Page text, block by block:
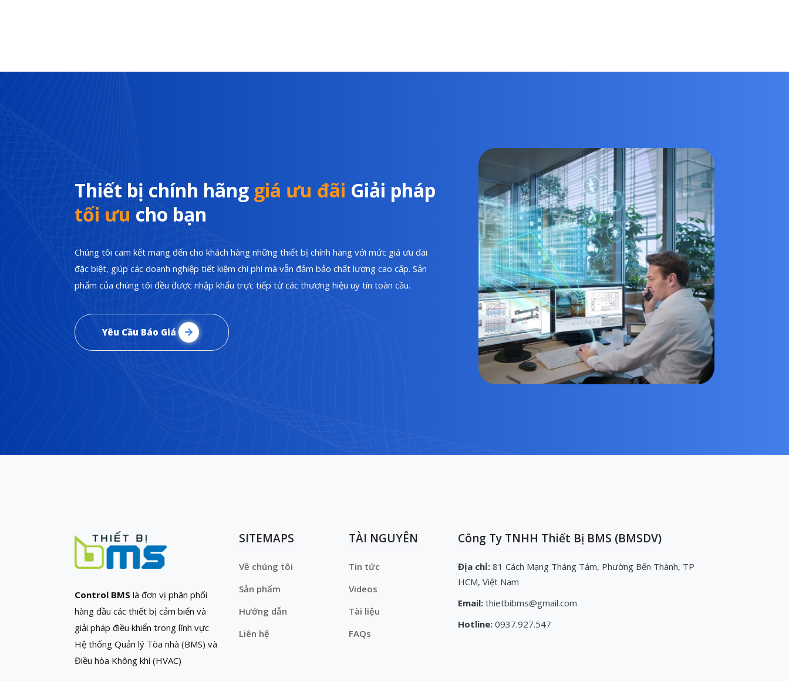
Thiết bị chính hãng giá ưu đãi Giải pháp
tối ưu cho bạn
Chúng tôi cam kết mang đến cho khách hàng những thiết bị chính hãng với mức giá ưu đãi
đặc biệt, giúp các doanh nghiệp tiết kiệm chi phí mà vẫn đảm bảo chất lượng cao cấp. Sản
phẩm của chúng tôi đều được nhập khẩu trực tiếp từ các thương hiệu uy tín toàn cầu.
Yêu Cầu Báo Giá
Control BMS là đơn vị phân phối
hàng đầu các thiết bị cảm biến và
giải pháp điều khiển trong lĩnh vực
Hệ thống Quản lý Tòa nhà (BMS) và
Điều hòa Không khí (HVAC)
SITEMAPS
Về chúng tôi
Sản phẩm
Hướng dẫn
Liên hệ
TÀI NGUYÊN
Tin tức
Videos
Tài liệu
FAQs
Công Ty TNHH Thiết Bị BMS (BMSDV)
Địa chỉ: 81 Cách Mạng Tháng Tám, Phường Bến Thành, TP
HCM, Việt Nam
Email: thietbibms@gmail.com
Hotline: 0937.927.547